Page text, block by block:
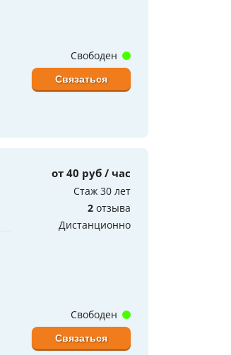
Свободен
Связаться
от 40 руб / час
Стаж 30 лет
2 отзыва
Дистанционно
Свободен
Связаться